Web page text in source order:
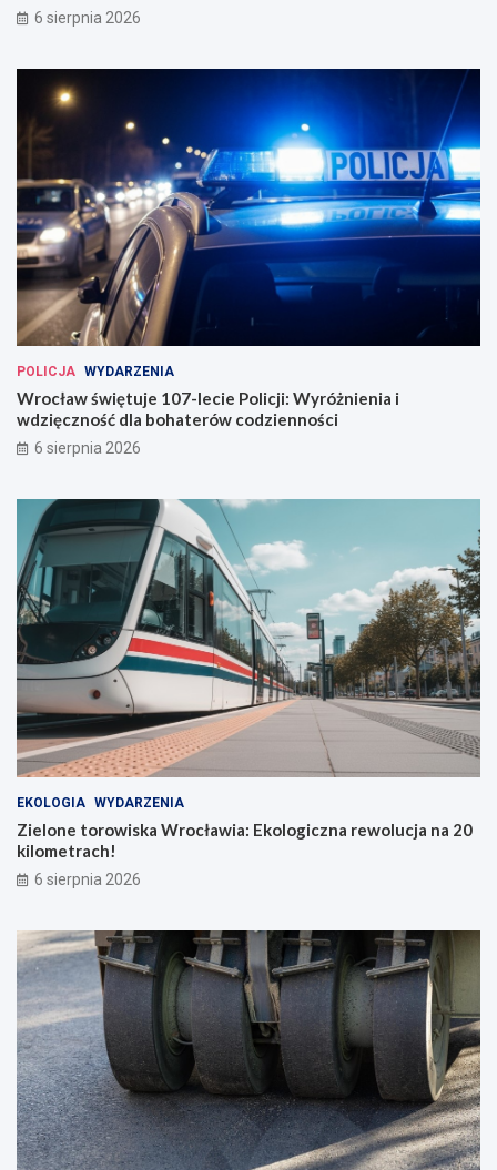
u
w
a
w
e
W
r
o
c
ł
w
i
u
a
u
w
6 sierpnia 2026
POLICJA WYDARZENIA
Wrocław świętuje 107-lecie Policji: Wyróżnienia i
wdzięczność dla bohaterów codzienności
6 sierpnia 2026
EKOLOGIA WYDARZENIA
Zielone torowiska Wrocławia: Ekologiczna rewolucja na 20
kilometrach!
6 sierpnia 2026